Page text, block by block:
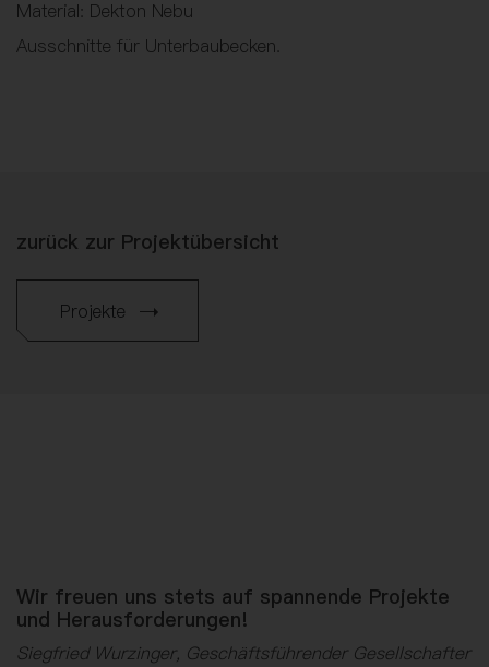
Material: Dekton Nebu
Ausschnitte für Unterbaubecken.
zurück zur Projektübersicht
Projekte
Wir freuen uns stets auf spannende Projekte
und Herausforderungen!
Siegfried Wurzinger, Geschäftsführender Gesellschafter